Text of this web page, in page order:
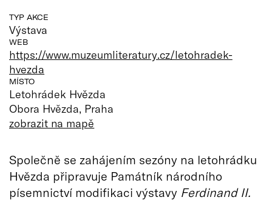
TYP AKCE
Výstava
WEB
https://www.muzeumliteratury.cz/letohradek-
hvezda
MÍSTO
Letohrádek Hvězda
Obora Hvězda, Praha
zobrazit na mapě
Společně se zahájením sezóny na letohrádku
Hvězda připravuje Památník národního
písemnictví modifikaci výstavy Ferdinand II.